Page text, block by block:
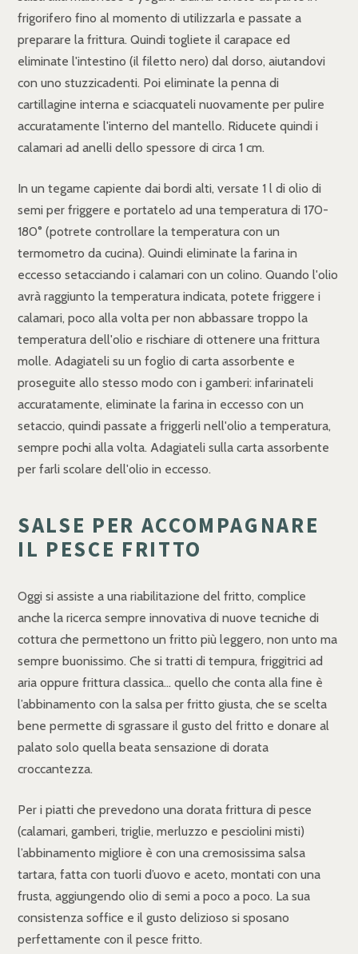
frigorifero fino al momento di utilizzarla e passate a
preparare la frittura. Quindi togliete il carapace ed
eliminate l'intestino (il filetto nero) dal dorso, aiutandovi
con uno stuzzicadenti. Poi eliminate la penna di
cartillagine interna e sciacquateli nuovamente per pulire
accuratamente l'interno del mantello. Riducete quindi i
calamari ad anelli dello spessore di circa 1 cm.
In un tegame capiente dai bordi alti, versate 1 l di olio di
semi per friggere e portatelo ad una temperatura di 170-
180° (potrete controllare la temperatura con un
termometro da cucina). Quindi eliminate la farina in
eccesso setacciando i calamari con un colino. Quando l'olio
avrà raggiunto la temperatura indicata, potete friggere i
calamari, poco alla volta per non abbassare troppo la
temperatura dell'olio e rischiare di ottenere una frittura
molle. Adagiateli su un foglio di carta assorbente e
proseguite allo stesso modo con i gamberi: infarinateli
accuratamente, eliminate la farina in eccesso con un
setaccio, quindi passate a friggerli nell'olio a temperatura,
sempre pochi alla volta. Adagiateli sulla carta assorbente
per farli scolare dell'olio in eccesso.
SALSE PER ACCOMPAGNARE
IL PESCE FRITTO
Oggi si assiste a una riabilitazione del fritto, complice
anche la ricerca sempre innovativa di nuove tecniche di
cottura che permettono un fritto più leggero, non unto ma
sempre buonissimo. Che si tratti di tempura, friggitrici ad
aria oppure frittura classica… quello che conta alla fine è
l’abbinamento con la salsa per fritto giusta, che se scelta
bene permette di sgrassare il gusto del fritto e donare al
palato solo quella beata sensazione di dorata
croccantezza.
Per i piatti che prevedono una dorata frittura di pesce
(calamari, gamberi, triglie, merluzzo e pesciolini misti)
l’abbinamento migliore è con una cremosissima salsa
tartara, fatta con tuorli d’uovo e aceto, montati con una
frusta, aggiungendo olio di semi a poco a poco. La sua
consistenza soffice e il gusto delizioso si sposano
perfettamente con il pesce fritto.